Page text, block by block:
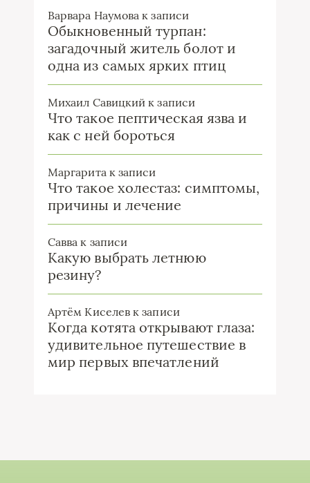
Варвара Наумова к записи
Обыкновенный турпан:
загадочный житель болот и
одна из самых ярких птиц
Михаил Савицкий к записи
Что такое пептическая язва и
как с ней бороться
Маргарита к записи
Что такое холестаз: симптомы,
причины и лечение
Савва к записи
Какую выбрать летнюю
резину?
Артём Киселев к записи
Когда котята открывают глаза:
удивительное путешествие в
мир первых впечатлений